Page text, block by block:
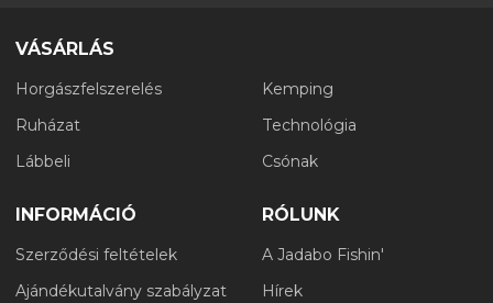
VÁSÁRLÁS
Horgászfelszerelés
Ruházat
Lábbeli
Kemping
Technológia
Csónak
INFORMÁCIÓ
Szerződési feltételek
Ajándékutalvány szabályzat
RÓLUNK
A Jadabo Fishin'
Hírek